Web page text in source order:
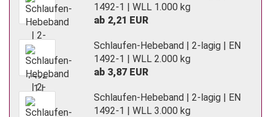
1492-1 | WLL 1.000 kg
ab 2,21 EUR
Schlaufen-Hebeband | 2-lagig | EN
1492-1 | WLL 2.000 kg
ab 3,87 EUR
Schlaufen-Hebeband | 2-lagig | EN
1492-1 | WLL 3.000 kg